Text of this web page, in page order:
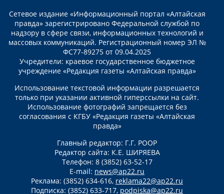
Сетевое издание «Информационный портал «Алтайская
правда» зарегистрировано Федеральной службой по
надзору в сфере связи, информационных технологий и
массовых коммуникаций. Регистрационный номер ЭЛ №
ФС77-89275 от 09.04.2025
Учредители: краевое государственное бюджетное
учреждение «Редакция газеты «Алтайская правда»
Использование текстовой информации разрешается
только при указании активной гиперссылки на сайт.
Использование фотографий запрещается без
согласования с КГБУ «Редакция газеты «Алтайская
правда»
Главный редактор: Г.Г. РООР
Редактор сайта: К.Е. ШИРЯЕВА
Телефон: 8 (3852) 63-52-17
E-mail: news@ap22.ru
Реклама: (3852) 634-616, reklama22@ap22.ru
Подписка: (3852) 633-717, podpiska@ap22.ru